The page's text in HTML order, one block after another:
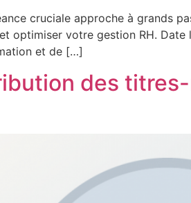
cruciale approche à grands
optimiser votre gestion RH.
et de […]
des